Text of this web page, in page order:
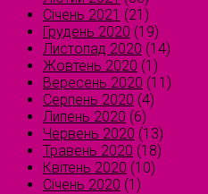
Січень 2021 (21)
Грудень 2020 (19)
Листопад 2020 (14)
Жовтень 2020 (1)
Вересень 2020 (11)
Серпень 2020 (4)
Липень 2020 (6)
Червень 2020 (13)
Травень 2020 (18)
Квітень 2020 (10)
Січень 2020 (1)